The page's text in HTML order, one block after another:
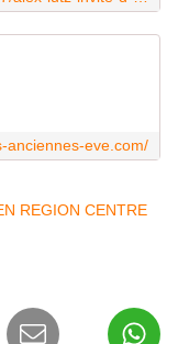
anciennes-eve.com/
REGION CENTRE